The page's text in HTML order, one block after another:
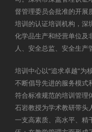
督管理委员会批准的开展
培训的认证培训机构，深
化学品生产和经营单位及
人、安全总监、安全生产
培训中心以“追求卓越”为
不断倡导先进的服务模式
符合标准规范的培训管理
石岩教授为学术教研带头
一支高素质、高水平、精